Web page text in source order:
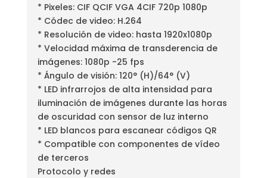
* Pixeles: CIF QCIF VGA 4CIF 720p 1080p
* Códec de video: H.264
* Resolución de video: hasta 1920x1080p
* Velocidad máxima de transderencia de
imágenes: 1080p -25 fps
* Ángulo de visión: 120° (H)/64° (V)
* LED infrarrojos de alta intensidad para
iluminación de imágenes durante las horas
de oscuridad con sensor de luz interno
* LED blancos para escanear códigos QR
* Compatible con componentes de vídeo
de terceros
Protocolo y redes